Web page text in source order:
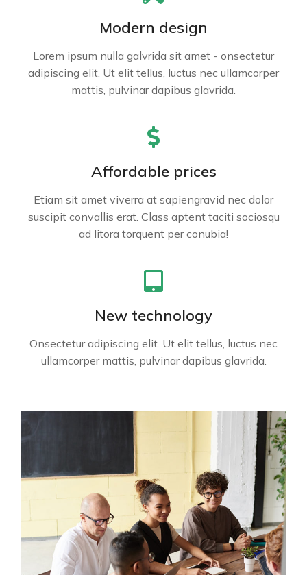
Modern design
Lorem ipsum nulla galvrida sit amet - onsectetur
adipiscing elit. Ut elit tellus, luctus nec ullamcorper
mattis, pulvinar dapibus glavrida.
Affordable prices
Etiam sit amet viverra at sapiengravid nec dolor
suscipit convallis erat. Class aptent taciti sociosqu
ad litora torquent per conubia!
New technology
Onsectetur adipiscing elit. Ut elit tellus, luctus nec
ullamcorper mattis, pulvinar dapibus glavrida.